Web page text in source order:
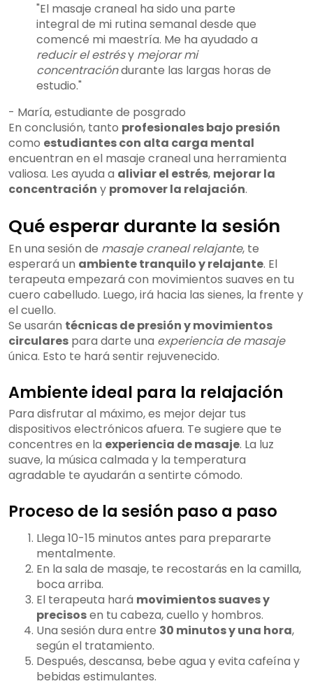
"El masaje craneal ha sido una parte
integral de mi rutina semanal desde que
comencé mi maestría. Me ha ayudado a
reducir el estrésy mejorar mi
concentracióndurante las largas horas de
estudio."
- María, estudiante de posgrado
En conclusión, tanto profesionales bajo presión
como estudiantes con alta carga mental
encuentran en el masaje craneal una herramienta
valiosa. Les ayuda a aliviar el estrés, mejorar la
concentración y promover la relajación.
Qué esperar durante la sesión
En una sesión de masaje craneal relajante, te
esperará un ambiente tranquilo y relajante. El
terapeuta empezará con movimientos suaves en tu
cuero cabelludo. Luego, irá hacia las sienes, la frente y
el cuello.
Se usarán técnicas de presión y movimientos
circulares para darte una experiencia de masaje
única. Esto te hará sentir rejuvenecido.
Ambiente ideal para la relajación
Para disfrutar al máximo, es mejor dejar tus
dispositivos electrónicos afuera. Te sugiere que te
concentres en la experiencia de masaje. La luz
suave, la música calmada y la temperatura
agradable te ayudarán a sentirte cómodo.
Proceso de la sesión paso a paso
Llega 10-15 minutos antes para prepararte
mentalmente.
En la sala de masaje, te recostarás en la camilla,
boca arriba.
El terapeuta hará movimientos suaves y
precisosen tu cabeza, cuello y hombros.
Una sesión dura entre 30 minutos y una hora,
según el tratamiento.
Después, descansa, bebe agua y evita cafeína y
bebidas estimulantes.